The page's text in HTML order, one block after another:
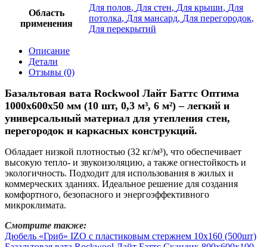
Область
применения
Для полов, Для стен, Для крыши, Для
потолка, Для мансард, Для перегородок,
Для перекрытий
Описание
Детали
Отзывы (0)
Базальтовая вата Rockwool Лайт Баттс Оптима
1000х600х50 мм (10 шт, 0,3 м³, 6 м²) – легкий и
универсальный материал для утепления стен,
перегородок и каркасных конструкций.
Обладает низкой плотностью (32 кг/м³), что обеспечивает
высокую тепло- и звукоизоляцию, а также огнестойкость и
экологичность. Подходит для использования в жилых и
коммерческих зданиях. Идеальное решение для создания
комфортного, безопасного и энергоэффективного
микроклимата.
Смотрите также:
Дюбель «Гриб» IZO с пластиковым стержнем 10х160 (500шт)